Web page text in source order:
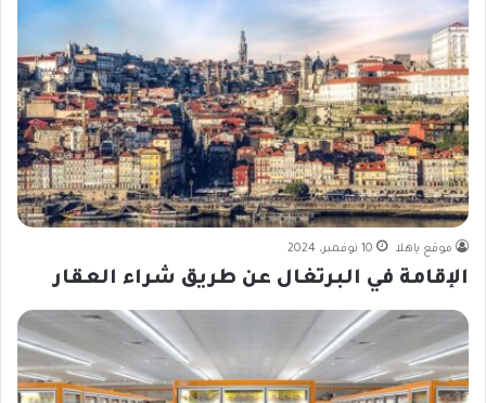
موقع ياهلا 10 نوفمبر، 2024
الإقامة في البرتغال عن طريق شراء العقار